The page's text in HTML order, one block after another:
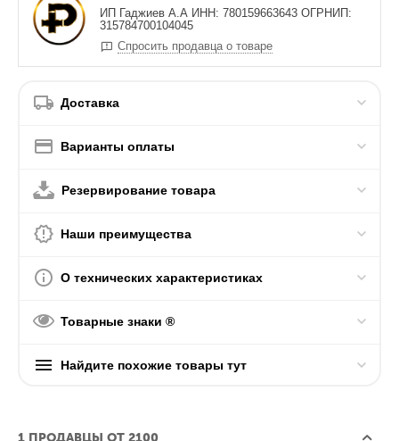
ИП Гаджиев А.А ИНН: 780159663643 ОГРНИП:
315784700104045
Спросить продавца о товаре
Доставка
Варианты оплаты
Резервирование товара
Наши преимущества
О технических характеристиках
Товарные знаки ®
Найдите похожие товары тут